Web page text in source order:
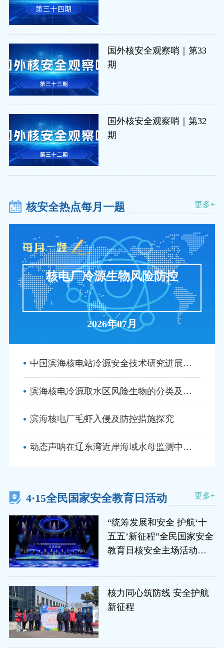
国外核安全观察哨｜第33
期
国外核安全观察哨｜第32
期
核安全热点每月一题 更多+
核电厂冷源生物风险防控
2026年07月
中国滨海核电站冷源安全技术研究进展、问...
滨海核电冷源取水区风险生物的分类及特征分析
滨海核电厂毛虾入侵及防控措施探究
动态声呐在辽东湾近岸海域水母监测中的应用
4·15全民国家安全教育日活动 更多+
“统筹发展和安全 护航‘十
五五’新征程”全民国家安全
教育日核安全主场活动在
核力同心筑防线 安全护航
新征程